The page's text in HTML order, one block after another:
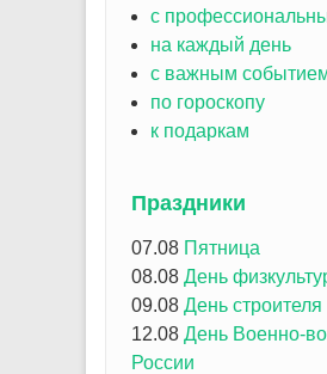
с
на каждый день
с важным
по гороскопу
к подаркам
Праздники
07.08 Пятница
08.08 День
09.08 День строителя
12.08 День Военно-
России